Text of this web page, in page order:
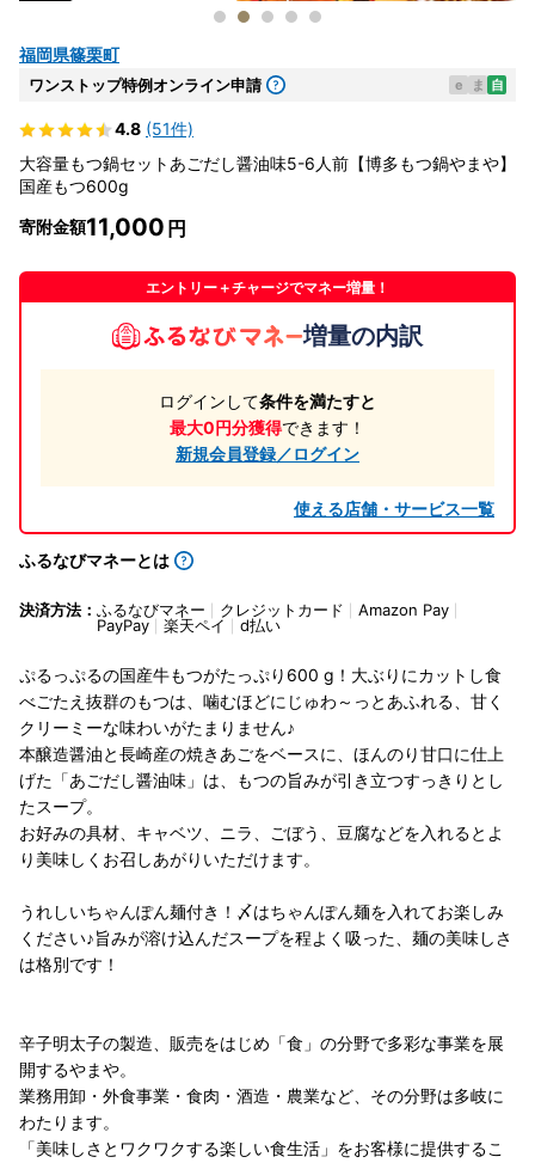
福岡県篠栗町
ワンストップ特例オンライン申請 e ま 自
4.8 (51件)
大容量もつ鍋セットあごだし醤油味5-6人前【博多もつ鍋やまや】
国産もつ600g
寄附金額11,000
エントリー＋チャージでマネー増量！
増量の内訳
ログインして条件を満たすと
最大0円分獲得できます！
新規会員登録／ログイン
使える店舗・サービス一覧
ふるなびマネーとは
決済方法： ふるなびマネー クレジットカード
Amazon Pay
PayPay
楽天ペイ d払い
ぷるっぷるの国産牛もつがたっぷり600 g！大ぶりにカットし食
べごたえ抜群のもつは、噛むほどにじゅわ～っとあふれる、甘く
クリーミーな味わいがたまりません♪
本醸造醤油と長崎産の焼きあごをベースに、ほんのり甘口に仕上
げた「あごだし醤油味」は、もつの旨みが引き立つすっきりとし
たスープ。
お好みの具材、キャベツ、ニラ、ごぼう、豆腐などを入れるとよ
り美味しくお召しあがりいただけます。
うれしいちゃんぽん麺付き！〆はちゃんぽん麺を入れてお楽しみ
ください♪旨みが溶け込んだスープを程よく吸った、麺の美味しさ
は格別です！
辛子明太子の製造、販売をはじめ「食」の分野で多彩な事業を展
開するやまや。
業務用卸・外食事業・食肉・酒造・農業など、その分野は多岐に
わたります。
「美味しさとワクワクする楽しい食生活」をお客様に提供するこ